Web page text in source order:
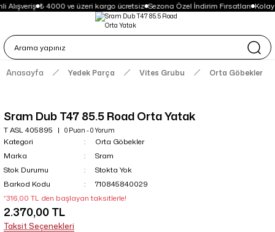
Alışveriş ₺ 4000 ve üzeri kargo ücretsiz Sezona Özel İndirim Fırsatları Kolay
Anasayfa Yedek Parça Vites Grubu Orta Göbekler
Sram Dub T47 85.5 Road Orta Yatak
T ASL 405895 0 Puan - 0 Yorum
Kategori
Orta Göbekler
Marka
Sram
Stok Durumu
Stokta Yok
Barkod Kodu
710845840029
*316,00 TL den başlayan taksitlerle!
2.370,00 TL
Taksit Seçenekleri